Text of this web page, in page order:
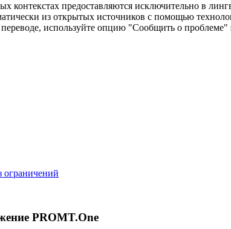
контекстах предоставляются исключительно в
из открытых источников с помощью
используйте опцию "Сообщить о проблеме"
ограничений
PROMT.One